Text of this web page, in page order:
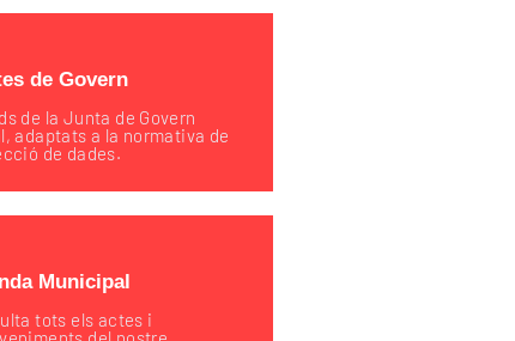
de Govern
de la Junta de Govern
adaptats a la normativa de
de dades.
Municipal
tots els actes i